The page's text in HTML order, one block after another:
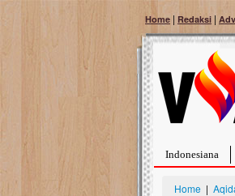
Home | Redaksi |
Indonesiana
Home |